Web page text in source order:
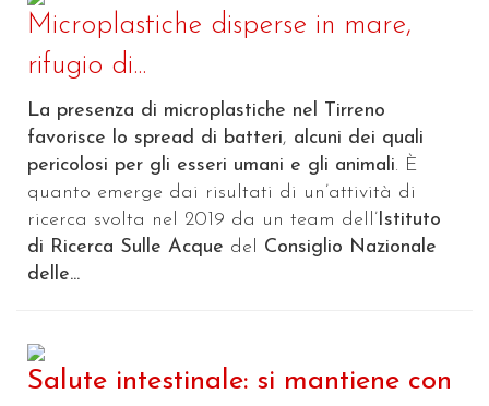
Microplastiche disperse in mare,
rifugio di...
La presenza di microplastiche nel Tirreno
favorisce lo spread di batteri, alcuni dei quali
pericolosi per gli esseri umani e gli animali. È
quanto emerge dai risultati di un’attività di
ricerca svolta nel 2019 da un team dell’Istituto
di Ricerca Sulle Acque del Consiglio Nazionale
delle...
Salute intestinale: si mantiene con